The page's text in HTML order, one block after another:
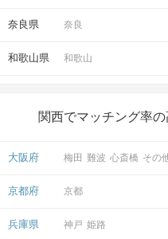
奈良県 奈良
和歌山県 和歌山
関西でマッチング率
大阪府 梅田 難波 心斎橋 その
京都府 京都
兵庫県 神戸 姫路